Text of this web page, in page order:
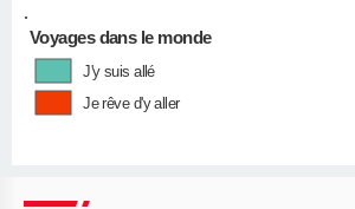
•
Voyages dans le monde
J'y suis allé
Je rêve d'y aller